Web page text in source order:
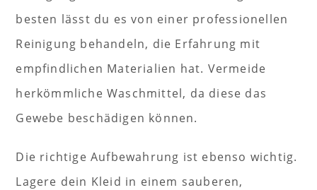
besten lässt du es von einer professionellen
Reinigung behandeln, die Erfahrung mit
empfindlichen Materialien hat. Vermeide
herkömmliche Waschmittel, da diese das
Gewebe beschädigen können.
Die richtige Aufbewahrung ist ebenso wichtig.
Lagere dein Kleid in einem sauberen,